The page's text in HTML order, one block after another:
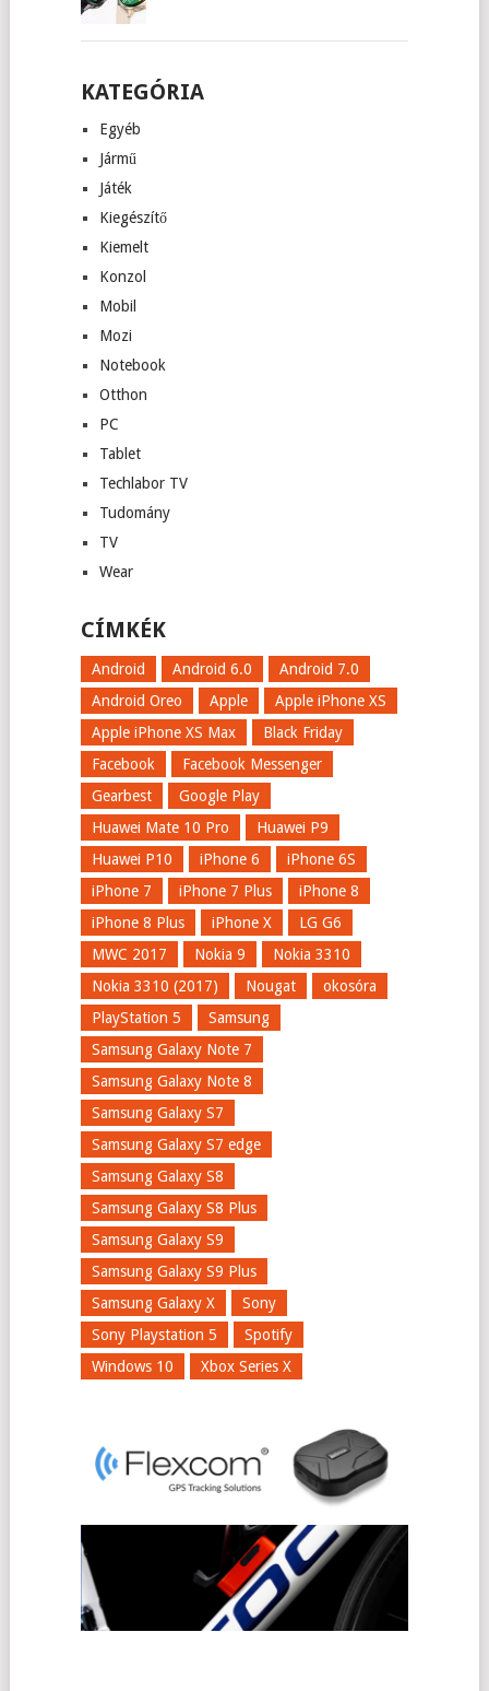
KATEGÓRIA
Egyéb
Jármű
Játék
Kiegészítő
Kiemelt
Konzol
Mobil
Mozi
Notebook
Otthon
PC
Tablet
Techlabor TV
Tudomány
TV
Wear
CÍMKÉK
Android Android 6.0
Android 7.0
Android Oreo
Apple
Apple iPhone XS
Apple iPhone XS Max
Black Friday
Facebook
Facebook Messenger
Gearbest
Google Play
Huawei Mate 10 Pro
Huawei P9
Huawei P10
iPhone 6
iPhone 6S
iPhone 7
iPhone 7 Plus
iPhone 8
iPhone 8 Plus
iPhone X
LG G6
MWC 2017
Nokia 9
Nokia 3310
Nokia 3310 (2017)
Nougat
okosóra
PlayStation 5
Samsung
Samsung Galaxy Note 7
Samsung Galaxy Note 8
Samsung Galaxy S7
Samsung Galaxy S7 edge
Samsung Galaxy S8
Samsung Galaxy S8 Plus
Samsung Galaxy S9
Samsung Galaxy S9 Plus
Samsung Galaxy X
Sony
Sony Playstation 5
Spotify
Windows 10
Xbox Series X